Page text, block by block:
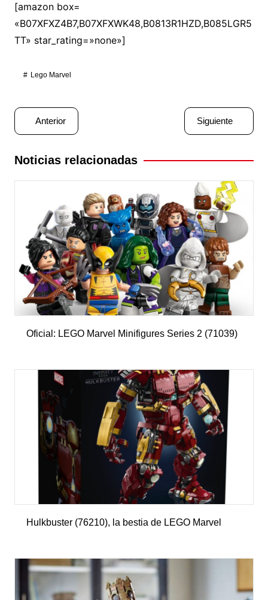
[amazon box=
«B07XFXZ4B7,B07XFXWK48,B0813R1HZD,B085LGR5
TT» star_rating=»none»]
Lego Marvel
Navegación
de
entradas
Anterior Siguiente
Noticias relacionadas
Oficial: LEGO Marvel Minifigures Series 2 (71039)
Hulkbuster (76210), la bestia de LEGO Marvel